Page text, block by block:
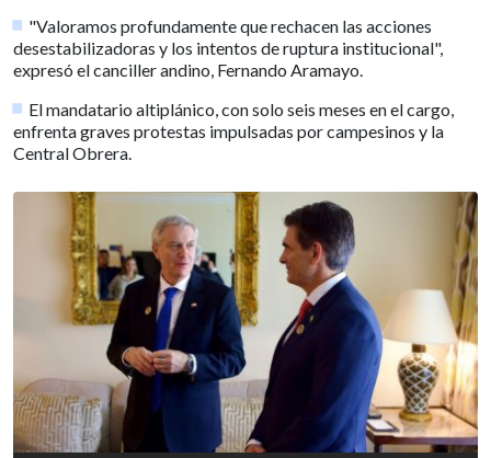
"Valoramos profundamente que rechacen las acciones
desestabilizadoras y los intentos de ruptura institucional",
expresó el canciller andino, Fernando Aramayo.
El mandatario altiplánico, con solo seis meses en el cargo,
enfrenta graves protestas impulsadas por campesinos y la
Central Obrera.